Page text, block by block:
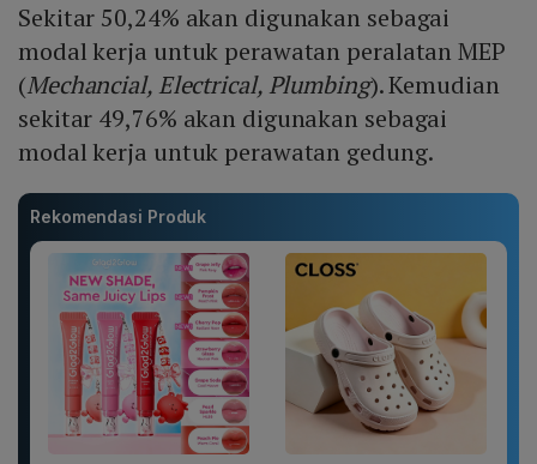
Sekitar 50,24% akan digunakan sebagai
modal kerja untuk perawatan peralatan MEP
(Mechancial, Electrical, Plumbing). Kemudian
sekitar 49,76% akan digunakan sebagai
modal kerja untuk perawatan gedung.
Rekomendasi Produk